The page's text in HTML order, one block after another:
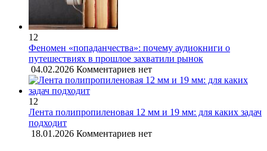
12
Феномен «попаданчества»: почему аудиокниги о
путешествиях в прошлое захватили рынок
04.02.2026 Комментариев нет
12
Лента полипропиленовая 12 мм и 19 мм: для каких задач
подходит
18.01.2026 Комментариев нет